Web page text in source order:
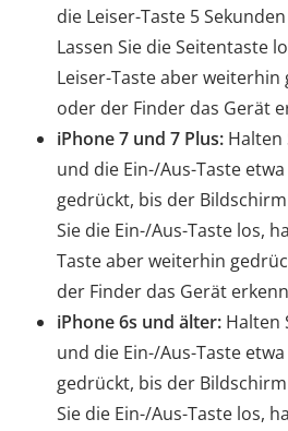
die Leiser-Taste 5
Lassen Sie die Seitentaste
Leiser-Taste aber weiterhin
oder der Finder das Gerät
iPhone 7 und 7 Plus: Halten
und die Ein-/Aus-Taste
gedrückt, bis der
Sie die Ein-/Aus-Taste los,
Taste aber weiterhin
der Finder das Gerät
iPhone 6s und älter: Halten
und die Ein-/Aus-Taste
gedrückt, bis der
Sie die Ein-/Aus-Taste los,